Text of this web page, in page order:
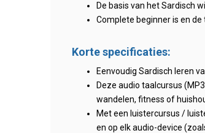
De basis van het Sardisch
Complete beginner is en de
Korte specificaties:
Eenvoudig Sardisch leren
Deze audio taalcursus
wandelen, fitness of
Met een luistercursus /
en op elk audio-device